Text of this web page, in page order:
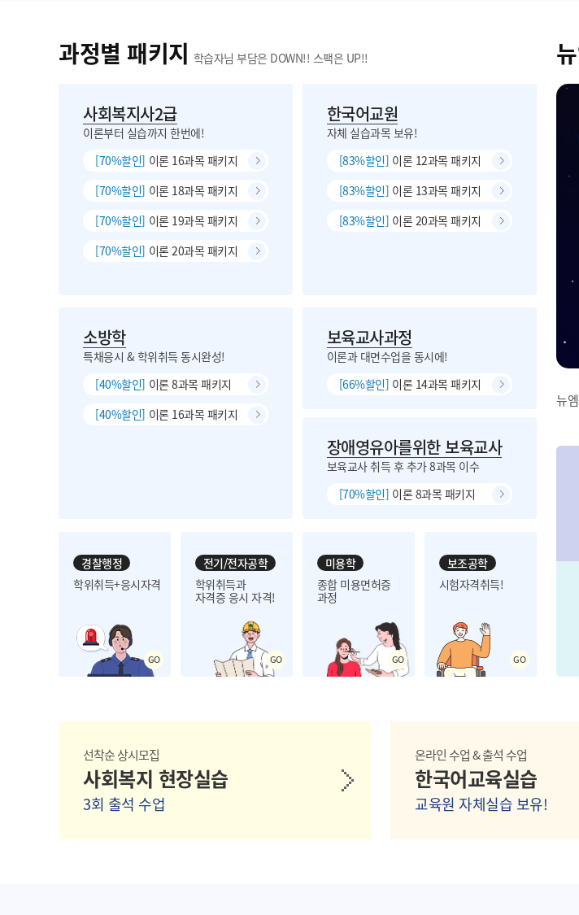
과정별 패키지 학습자님 부담은 DOWN!! 스팩은 UP!!
사회복지사2급
이론부터 실습까지 한번에!
[70%할인] 이론 16과목 패키지
[70%할인] 이론 18과목 패키지
[70%할인] 이론 19과목 패키지
[70%할인] 이론 20과목 패키지
한국어교원
자체 실습과목 보유!
[83%할인] 이론 12과목 패키지
[83%할인] 이론 13과목 패키지
[83%할인] 이론 20과목 패키지
소방학
특채응시 & 학위취득 동시완성!
[40%할인] 이론 8과목 패키지
[40%할인] 이론 16과목 패키지
보육교사과정
이론과 대면수업을 동시에!
[66%할인] 이론 14과목 패키지
장애영유아를위한 보육교사
보육교사 취득 후 추가 8과목 이수
[70%할인] 이론 8과목 패키지
경찰행정
학위취득+응시자격
전기/전자공학
학위취득과
자격증 응시 자격!
미용학
종합 미용면허증
과정
보조공학
시험자격취득!
뉴
선착순 상시모집
사회복지 현장실습
3회 출석 수업
온라인 수업 & 출석 수업
한국어교육실습
교육원 자체실습 보유!